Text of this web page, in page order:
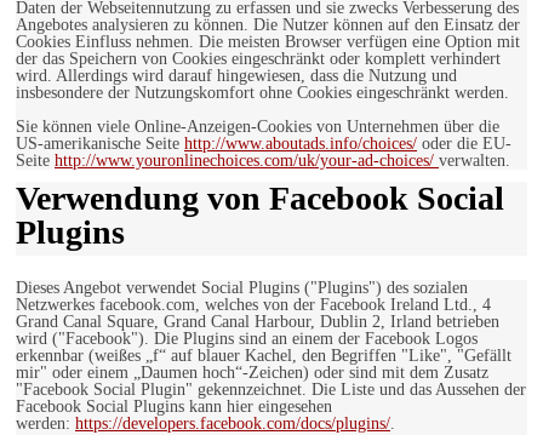
Daten der Webseitennutzung zu erfassen und sie zwecks Verbesserung des
Angebotes analysieren zu können. Die Nutzer können auf den Einsatz der
Cookies Einfluss nehmen. Die meisten Browser verfügen eine Option mit
der das Speichern von Cookies eingeschränkt oder komplett verhindert
wird. Allerdings wird darauf hingewiesen, dass die Nutzung und
insbesondere der Nutzungskomfort ohne Cookies eingeschränkt werden.
Sie können viele Online-Anzeigen-Cookies von Unternehmen über die
US-amerikanische Seite http://www.aboutads.info/choices/ oder die EU-
Seite http://www.youronlinechoices.com/uk/your-ad-choices/ verwalten.
Verwendung von Facebook Social
Plugins
Dieses Angebot verwendet Social Plugins ("Plugins") des sozialen
Netzwerkes facebook.com, welches von der Facebook Ireland Ltd., 4
Grand Canal Square, Grand Canal Harbour, Dublin 2, Irland betrieben
wird ("Facebook"). Die Plugins sind an einem der Facebook Logos
erkennbar (weißes „f“ auf blauer Kachel, den Begriffen "Like", "Gefällt
mir" oder einem „Daumen hoch“-Zeichen) oder sind mit dem Zusatz
"Facebook Social Plugin" gekennzeichnet. Die Liste und das Aussehen der
Facebook Social Plugins kann hier eingesehen
werden: https://developers.facebook.com/docs/plugins/.